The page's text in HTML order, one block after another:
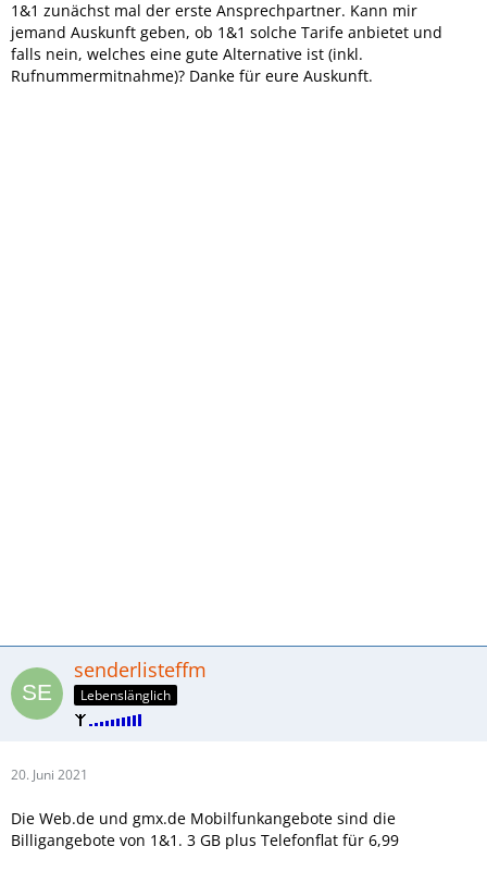
1&1 zunächst mal der erste Ansprechpartner. Kann mir
jemand Auskunft geben, ob 1&1 solche Tarife anbietet und
falls nein, welches eine gute Alternative ist (inkl.
Rufnummermitnahme)? Danke für eure Auskunft.
senderlisteffm
Lebenslänglich
20. Juni 2021
Die Web.de und gmx.de Mobilfunkangebote sind die
Billigangebote von 1&1. 3 GB plus Telefonflat für 6,99